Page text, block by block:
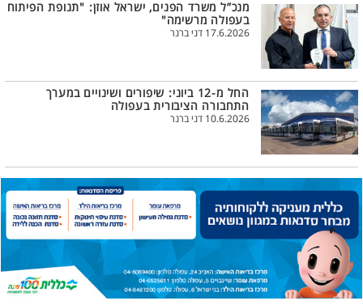
מנכ”ל משרד הפנים, ישראל אוזן: "תנופת הפיתוח
בעפולה מרשימה"
17.6.2026 דני ברנר
החל מ-12 ביוני: שיפורים ושינויים במערך
התחבורה הציבורית בעפולה
10.6.2026 דני ברנר